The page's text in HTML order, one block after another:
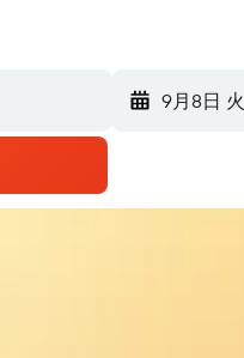
9月8日 火